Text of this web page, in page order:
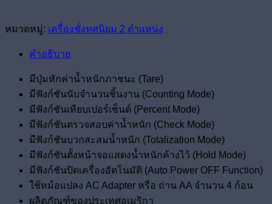
หมวดหมู่: เครื่องชั่งทศนิยม 2 ตำแหน่ง
คำอธิบาย
มีปุ่มหักค่าน้ำหนักภาชนะ (Tare)
มีฟังก์ชันนับจำนวนชิ้นงาน (Counting Mode)
มีฟังก์ชันเทียบเปอร์เซ็นต์ (Percent Mode)
มีฟังก์ชันตรวจสอบค่าน้ำหนัก (Check Mode)
มีฟังก์ชันบวกสะสมน้ำหนัก (Totalization Mode)
มีฟังก์ชันตั้งหน้าจอแสดงน้ำหนักค้างไว้ (Hold Mode)
มีฟังก์ชันปิดเครื่องอัตโนมัติ (Auto Power OFF Function)
ใช้หม้อแปลง AC Adapter หรือ ถ่าน AA จำนวน 4 ก้อน
ผลิตภัณฑ์ของประเทศอเมริกา